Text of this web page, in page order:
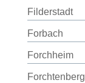
Filderstadt
Forbach
Forchheim
Forchtenberg